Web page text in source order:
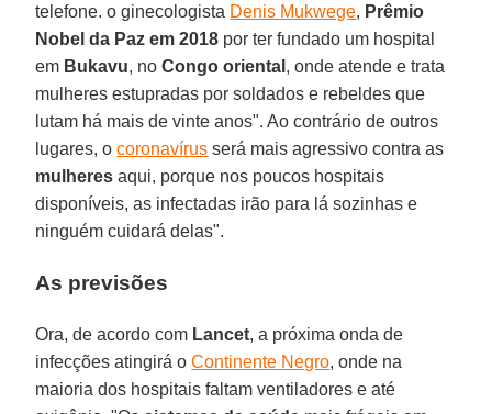
telefone. o ginecologista Denis Mukwege, Prêmio
Nobel da Paz em 2018 por ter fundado um hospital
em Bukavu, noCongo oriental , onde atende e trata
mulheres estupradas por soldados e rebeldes que
lutam há mais de vinte anos". Ao contrário de outros
lugares, ocoronavírus será mais agressivo contra as
mulheres aqui, porque nos poucos hospitais
disponíveis, as infectadas irão para lá sozinhas e
ninguém cuidará delas".
As previsões
Ora, de acordo com Lancet, a próxima onda de
infecções atingirá oContinente Negro, onde na
maioria dos hospitais faltam ventiladores e até